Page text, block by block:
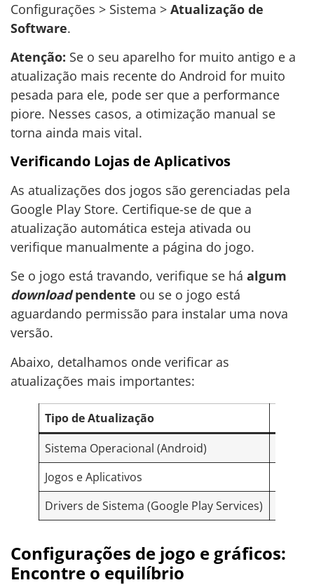
Configurações > Sistema > Atualização de
Software.
Atenção: Se o seu aparelho for muito antigo e a
atualização mais recente do Android for muito
pesada para ele, pode ser que a performance
piore. Nesses casos, a otimização manual se
torna ainda mais vital.
Verificando Lojas de Aplicativos
As atualizações dos jogos são gerenciadas pela
Google Play Store. Certifique-se de que a
atualização automática esteja ativada ou
verifique manualmente a página do jogo.
Se o jogo está travando, verifique se há algum
downloadpendente ou se o jogo está
aguardando permissão para instalar uma nova
versão.
Abaixo, detalhamos onde verificar as
atualizações mais importantes:
Tipo de Atualização
Sistema Operacional (Android)
Jogos e Aplicativos
Drivers de Sistema (Google Play Services)
Configurações de jogo e gráficos:
Encontre o equilíbrio